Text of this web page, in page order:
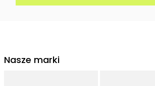
Nasze marki